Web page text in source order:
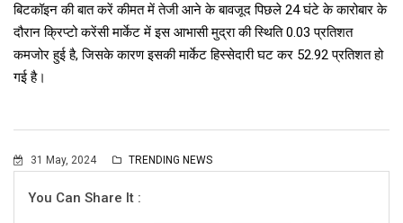
बिटकॉइन की बात करें कीमत में तेजी आने के बावजूद पिछले 24 घंटे के कारोबार के
दौरान क्रिप्टो करेंसी मार्केट में इस आभासी मुद्रा की स्थिति 0.03 प्रतिशत
कमजोर हुई है, जिसके कारण इसकी मार्केट हिस्सेदारी घट कर 52.92 प्रतिशत हो
गई है।
31 May, 2024 TRENDING NEWS
You Can Share It :